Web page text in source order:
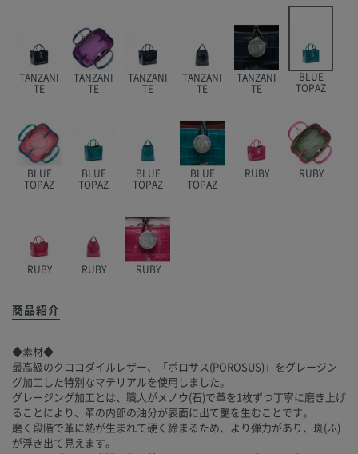
TANZANI
TE
TANZANI
TE
TANZANI
TE
TANZANI
TE
TANZANI
TE
BLUE
TOPAZ
BLUE
TOPAZ
BLUE
TOPAZ
BLUE
TOPAZ
BLUE
TOPAZ
RUBY RUBY
RUBY RUBY RUBY
商品紹介
◆素材◆
最高級のクロコダイルレザー、「ポロサス(POROSUS)」をグレージン
グ加工した特別なマテリアルを使用しました。
グレージング加工とは、職人がメノウ(石)で革を1枚ずつ丁寧に磨き上げ
ることにより、革の内部の油分が表面に出て艶を生むことです。
磨く段階で革に熱が生まれて硬く締まるため、より弾力があり、斑(ふ)
が浮き出て見えます。